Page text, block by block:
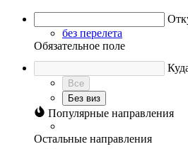
без перелета
Обязательное поле
Все
Без виз
Популярные направления
Остальные направления